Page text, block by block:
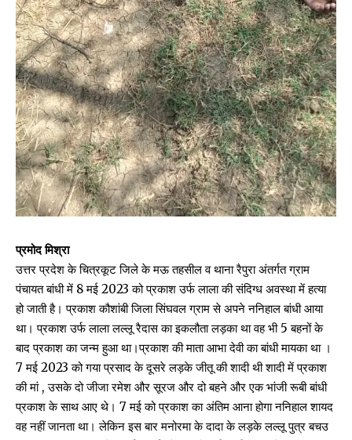
प्रमोद मिश्रा
उत्तर प्रदेश के चित्रकूट जिले के मऊ तहसील व थाना रैपुरा अंतर्गत ग्राम
पंचायत बांधी में 8 मई 2023 को प्रकाश उर्फ लाला की संदिग्ध अवस्था में हत्या
हो जाती है। प्रकाश कौशांबी जिला सिंघवल ग्राम से अपने ननिहाल बांधी आया
था। प्रकाश उर्फ लाला लल्लू रैदास का इकलौता लड़का था वह भी 5 बहनों के
बाद प्रकाश का जन्म हुआ था।प्रकाश की माता आभा देवी का बांधी मायका था ।
7 मई 2023 को गया प्रसाद के दूसरे लड़के जीतू की शादी थी शादी में प्रकाश
की मां , उसके दो जीजा रमेश और सूरज और दो बहने और एक भांजी रूबी बांधी
प्रकाश के साथ आए थे। 7 मई को प्रकाश का अंतिम आना होगा ननिहाल शायद
वह नहीं जानता था। लेकिन इस बार मनोरमा के दादा के लड़के लल्लू पुत्र बचउ